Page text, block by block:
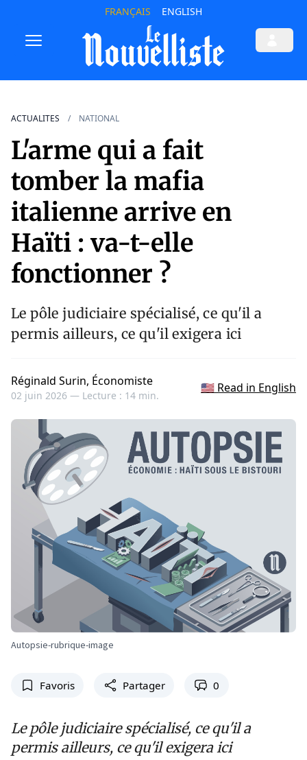
FRANÇAIS ENGLISH
ACTUALITES NATIONAL
L'arme qui a fait
tomber la mafia
italienne arrive en
Haïti : va-t-elle
fonctionner ?
Le pôle judiciaire spécialisé, ce qu'il a
permis ailleurs, ce qu'il exigera ici
Réginald Surin, Économiste
02 juin 2026 — Lecture : 14 min.
🇺🇸 Read in English
Autopsie-rubrique-image
Favoris Partager 0
Le pôle judiciaire spécialisé, ce qu'il a
permis ailleurs, ce qu'il exigera ici